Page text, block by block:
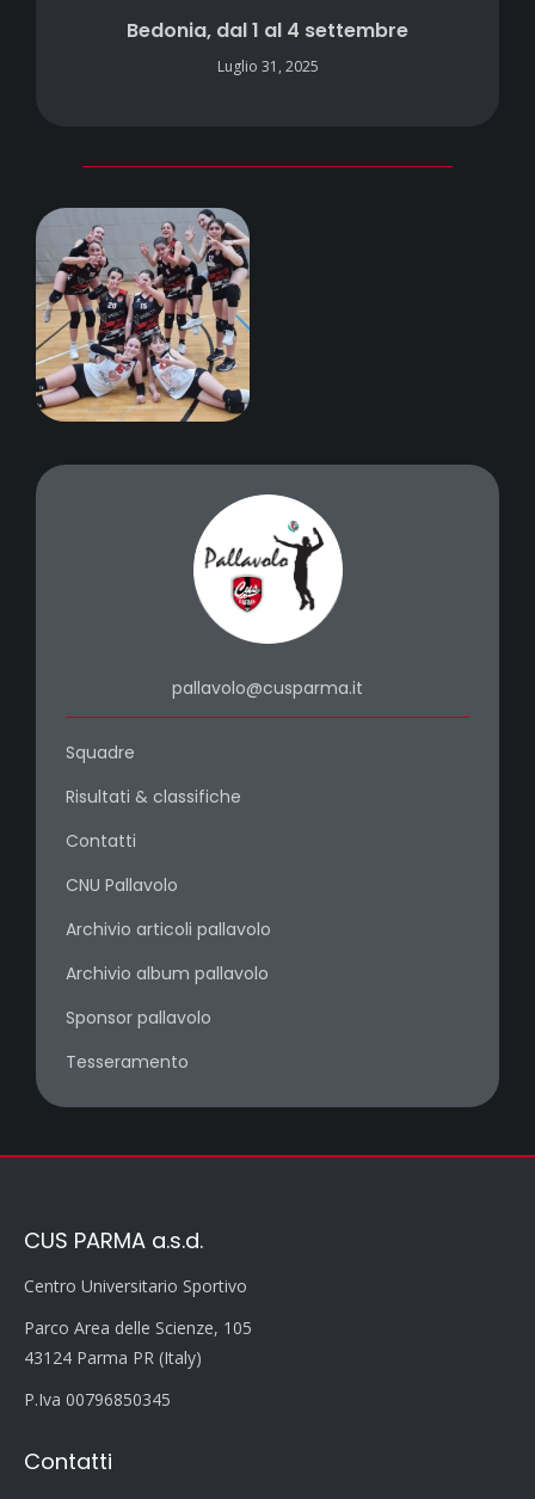
Bedonia, dal 1 al 4 settembre
Luglio 31, 2025
pallavolo@cusparma.it
Squadre
Risultati & classifiche
Contatti
CNU Pallavolo
Archivio articoli pallavolo
Archivio album pallavolo
Sponsor pallavolo
Tesseramento
CUS PARMA a.s.d.
Centro Universitario Sportivo
Parco Area delle Scienze, 105
43124 Parma PR (Italy)
P.Iva 00796850345
Contatti